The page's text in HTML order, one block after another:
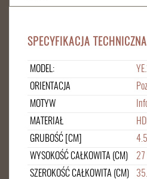
SPECYFIKACJA TECHNICZNA
MODEL:
ORIENTACJA
MOTYW
MATERIAŁ
GRUBOŚĆ [CM]
4.5
WYSOKOŚĆ CAŁKOWITA (CM)
27
SZEROKOŚĆ CAŁKOWITA (CM)